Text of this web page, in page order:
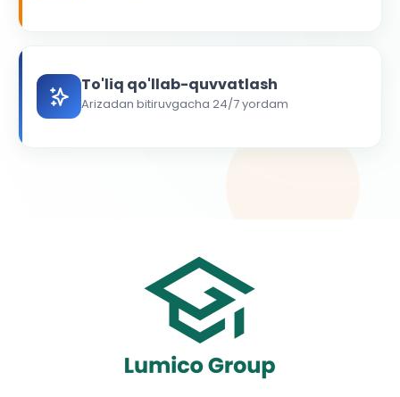
To'liq qo'llab-quvvatlash
Arizadan bitiruvgacha 24/7 yordam